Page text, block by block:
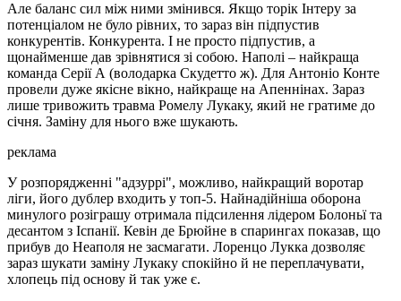
Але баланс сил між ними змінився. Якщо торік Інтеру за
потенціалом не було рівних, то зараз він підпустив
конкурентів. Конкурента. І не просто підпустив, а
щонайменше дав зрівнятися зі собою. Наполі – найкраща
команда Серії А (володарка Скудетто ж). Для Антоніо Конте
провели дуже якісне вікно, найкраще на Апеннінах. Зараз
лише тривожить травма Ромелу Лукаку, який не гратиме до
січня. Заміну для нього вже шукають.
реклама
У розпорядженні "адзуррі", можливо, найкращий воротар
ліги, його дублер входить у топ-5. Найнадійніша оборона
минулого розіграшу отримала підсилення лідером Болоньї та
десантом з Іспанії. Кевін де Брюйне в спарингах показав, що
прибув до Неаполя не засмагати. Лоренцо Лукка дозволяє
зараз шукати заміну Лукаку спокійно й не переплачувати,
хлопець під основу й так уже є.